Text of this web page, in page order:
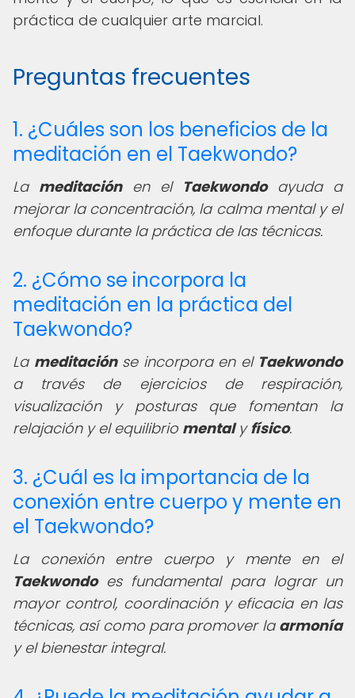
práctica de cualquier arte marcial.
Preguntas frecuentes
1. ¿Cuáles son los beneficios de la
meditación en el Taekwondo?
La meditaciónen el Taekwondoayuda a
mejorar la concentración, la calma mental y el
enfoque durante la práctica de las técnicas.
2. ¿Cómo se incorpora la
meditación en la práctica del
Taekwondo?
La meditaciónse incorpora en el Taekwondo
a través de ejercicios de respiración,
visualización y posturas que fomentan la
relajación y el equilibrio mentalyfísico.
3. ¿Cuál es la importancia de la
conexión entre cuerpo y mente en
el Taekwondo?
La conexión entre cuerpo y mente en el
Taekwondoes fundamental para lograr un
mayor control, coordinación y eficacia en las
técnicas, así como para promover la armonía
y el bienestar integral.